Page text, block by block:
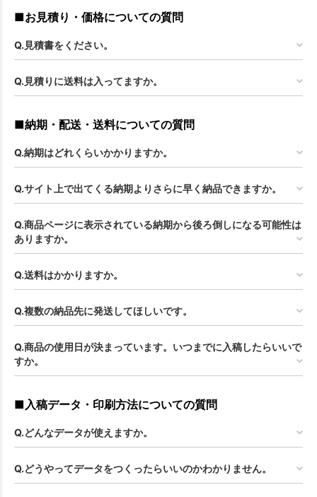
お買い物を続ける
■お見積り・価格についての質問
Q.見積書をください。
Q.見積りに送料は入ってますか。
■納期・配送・送料についての質問
Q.納期はどれくらいかかりますか。
Q.サイト上で出てくる納期よりさらに早く納品できますか。
Q.商品ページに表示されている納期から後ろ倒しになる可能性は
ありますか。
Q.送料はかかりますか。
Q.複数の納品先に発送してほしいです。
Q.商品の使用日が決まっています。いつまでに入稿したらいいで
すか。
■入稿データ・印刷方法についての質問
Q.どんなデータが使えますか。
Q.どうやってデータをつくったらいいのかわかりません。